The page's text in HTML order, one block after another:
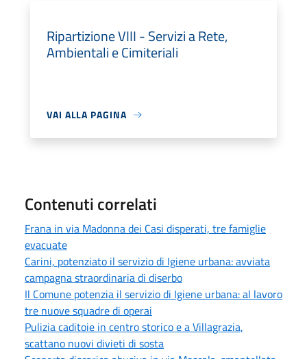
Ripartizione VIII - Servizi a Rete,
Ambientali e Cimiteriali
VAI ALLA PAGINA
Contenuti correlati
Frana in via Madonna dei Casi disperati, tre famiglie
evacuate
Carini, potenziato il servizio di Igiene urbana: avviata
campagna straordinaria di diserbo
Il Comune potenzia il servizio di Igiene urbana: al lavoro
tre nuove squadre di operai
Pulizia caditoie in centro storico e a Villagrazia,
scattano nuovi divieti di sosta